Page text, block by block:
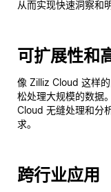
从而实现快速洞察和
可扩展性和
像 Zilliz Cloud 这样
松处理大规模的数据
Cloud 无缝处理和分
求。
跨行业应用